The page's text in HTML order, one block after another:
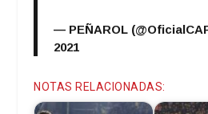
— PEÑAROL
2021
NOTAS RELACIONADAS: